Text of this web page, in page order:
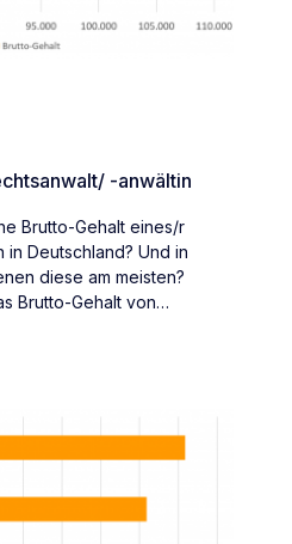
-anwältin
Brutto-Gehalt eines/r
in Deutschland? Und in
diese am meisten?
Brutto-Gehalt von